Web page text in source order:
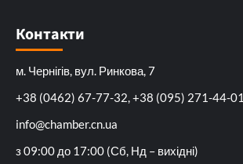
Контакти
м. Чернігів, вул. Ринкова, 7
+38 (0462) 67-77-32, +38 (095) 271-44-01
info@chamber.cn.ua
з 09:00 до 17:00 (Сб, Нд – вихідні)